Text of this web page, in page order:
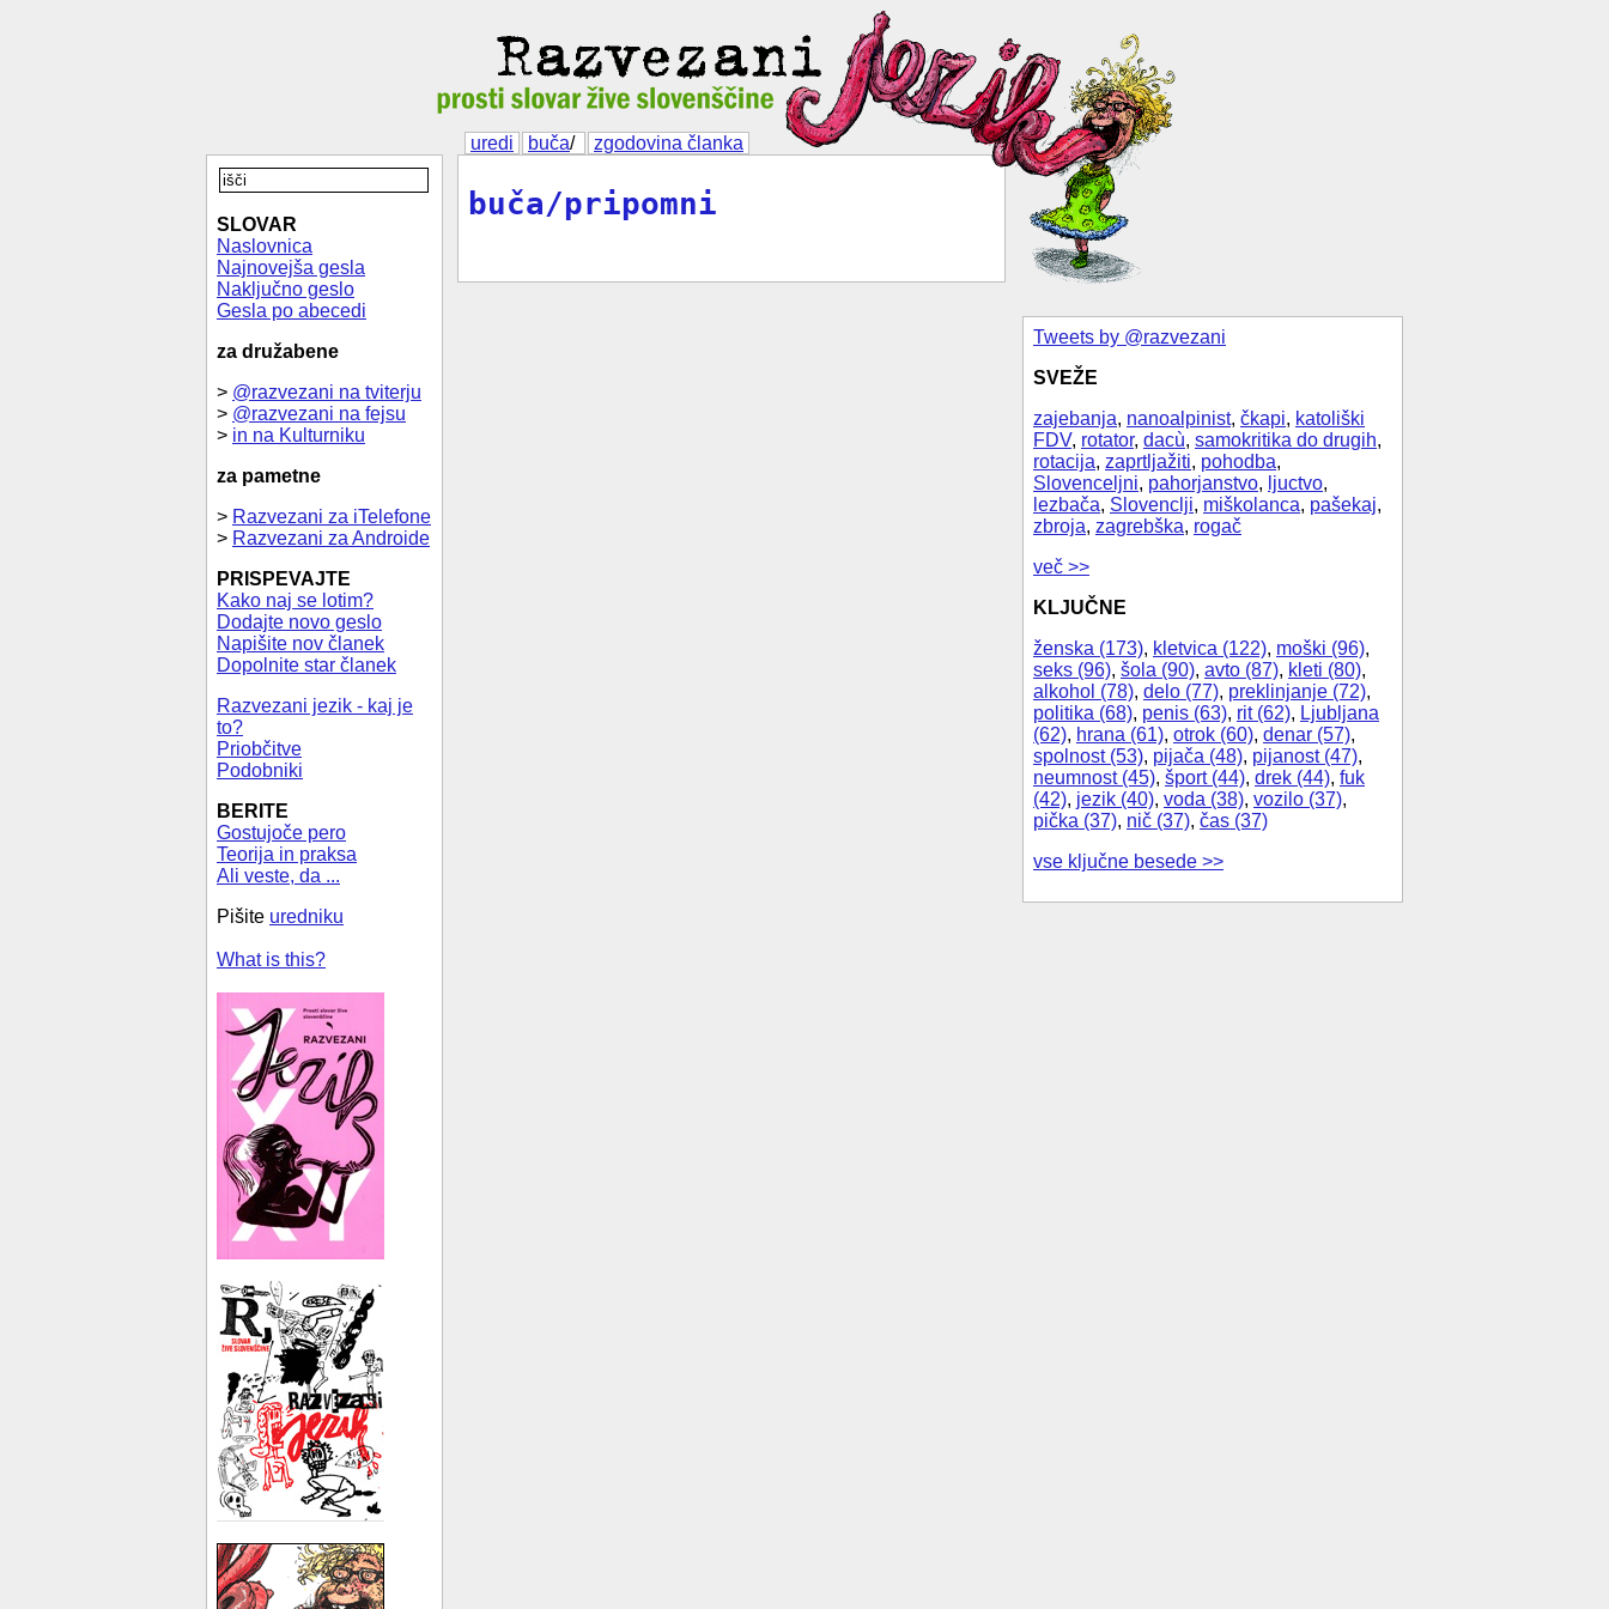
uredi buča/ zgodovina članka
Tweets by @razvezani
SVEŽE
zajebanja, nanoalpinist, čkapi, katoliški
FDV, rotator, dacù, samokritika do drugih,
rotacija, zaprtljažiti, pohodba,
Slovenceljni, pahorjanstvo, ljuctvo,
lezbača, Slovenclji, miškolanca, pašekaj,
zbroja, zagrebška, rogač
več >>
KLJUČNE
ženska (173), kletvica (122), moški (96),
seks (96), šola (90), avto (87), kleti (80),
alkohol (78), delo (77), preklinjanje (72),
politika (68), penis (63), rit (62), Ljubljana
(62), hrana (61), otrok (60), denar (57),
spolnost (53), pijača (48), pijanost (47),
neumnost (45), šport (44), drek (44), fuk
(42), jezik (40), voda (38), vozilo (37),
pička (37), nič (37), čas (37)
vse ključne besede >>
SLOVAR
Naslovnica
Najnovejša gesla
Naključno geslo
Gesla po abecedi
za družabene
> @razvezani na tviterju
> @razvezani na fejsu
> in na Kulturniku
za pametne
> Razvezani za iTelefone
> Razvezani za Androide
PRISPEVAJTE
Kako naj se lotim?
Dodajte novo geslo
Napišite nov članek
Dopolnite star članek
Razvezani jezik - kaj je
to?
Priobčitve
Podobniki
BERITE
Gostujoče pero
Teorija in praksa
Ali veste, da ...
Pišite uredniku
What is this?
buča/pripomni